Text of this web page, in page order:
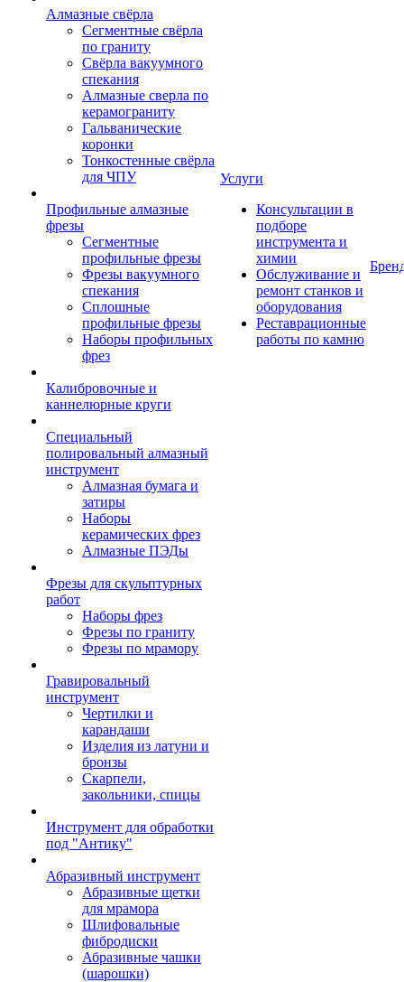
Алмазные свёрла
Сегментные свёрла
по граниту
Свёрла вакуумного
спекания
Алмазные сверла по
керамограниту
Гальванические
коронки
Тонкостенные свёрла
для ЧПУ
Профильные алмазные
фрезы
Сегментные
профильные фрезы
Фрезы вакуумного
спекания
Сплошные
профильные фрезы
Наборы профильных
фрез
Калибровочные и
каннелюрные круги
Специальный
полировальный алмазный
инструмент
Алмазная бумага и
затиры
Наборы
керамических фрез
Алмазные ПЭДы
Фрезы для скульптурных
работ
Наборы фрез
Фрезы по граниту
Фрезы по мрамору
Гравировальный
инструмент
Чертилки и
карандаши
Изделия из латуни и
бронзы
Скарпели,
закольники, спицы
Инструмент для обработки
под "Антику"
Абразивный инструмент
Абразивные щетки
для мрамора
Шлифовальные
фибродиски
Абразивные чашки
(шарошки)
Услуги
Консультации в
подборе
инструмента и
химии
Обслуживание и
ремонт станков и
оборудования
Реставрационные
работы по камню